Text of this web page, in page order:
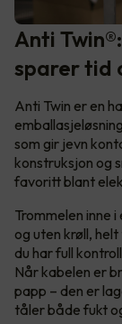
Anti
sparer tid
Anti Twin er en
som gir jevn
konstruksjon og
favoritt blant
Trommelen inne
og uten krøll,
du har full
Når kabelen er
papp – den er
tåler både fukt